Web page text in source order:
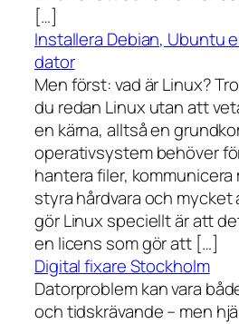
[…]
Installera Debian, Ubuntu
dator
Men först: vad är Linux?
du redan Linux utan att
en kärna, alltså en
operativsystem behöver
hantera filer,
styra hårdvara och mycket
gör Linux speciellt är att
en licens som gör att […]
Digital fixare Stockholm
Datorproblem kan vara
och tidskrävande – men